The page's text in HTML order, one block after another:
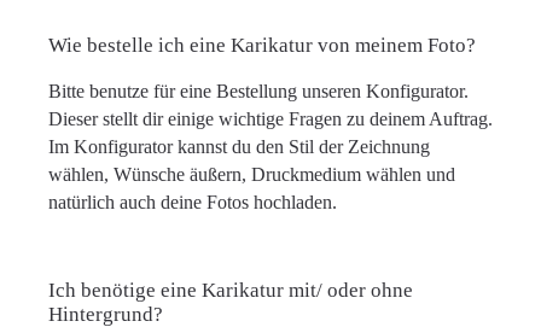
Wie bestelle ich eine Karikatur von meinem Foto?
Bitte benutze für eine Bestellung unseren Konfigurator.
Dieser stellt dir einige wichtige Fragen zu deinem Auftrag.
Im Konfigurator kannst du den Stil der Zeichnung
wählen, Wünsche äußern, Druckmedium wählen und
natürlich auch deine Fotos hochladen.
Ich benötige eine Karikatur mit/ oder ohne
Hintergrund?